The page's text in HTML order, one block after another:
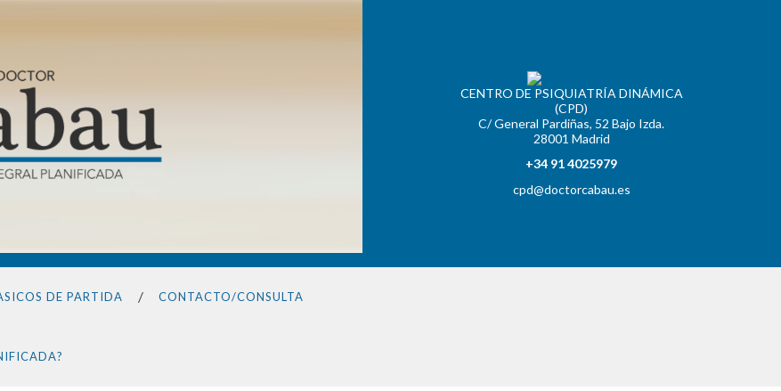
CENTRO DE PSIQUIATRÍA DINÁMICA
(CPD)
C/ General Pardiñas, 52 Bajo Izda.
28001 Madrid
+34 91 4025979
cpd@doctorcabau.es
DE PARTIDA CONTACTO/CONSULTA